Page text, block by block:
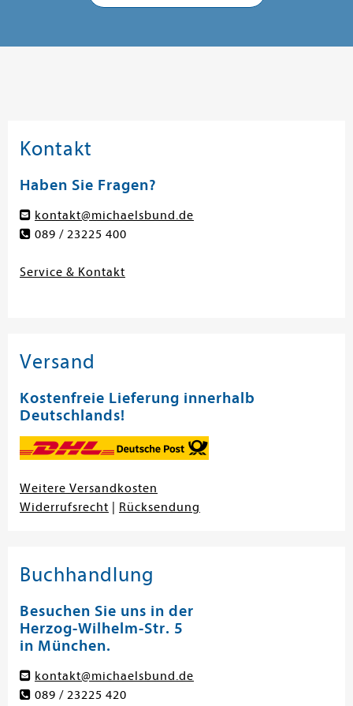
Kontakt
Haben Sie Fragen?
kontakt@michaelsbund.de
089 / 23225 400
Service & Kontakt
Versand
Kostenfreie Lieferung innerhalb
Deutschlands!
Weitere Versandkosten
Widerrufsrecht
Rücksendung
Buchhandlung
Besuchen Sie uns in der
Herzog-Wilhelm-Str. 5
in München.
kontakt@michaelsbund.de
089 / 23225 420